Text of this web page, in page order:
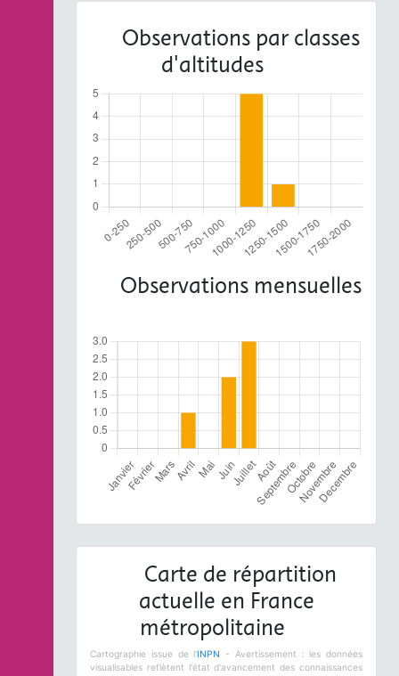
Observations par classes
d'altitudes
Observations mensuelles
Carte de répartition
actuelle en France
métropolitaine
Cartographie issue de l'INPN
- Avertissement : les données
visualisables reflètent l'état d'avancement des connaissances